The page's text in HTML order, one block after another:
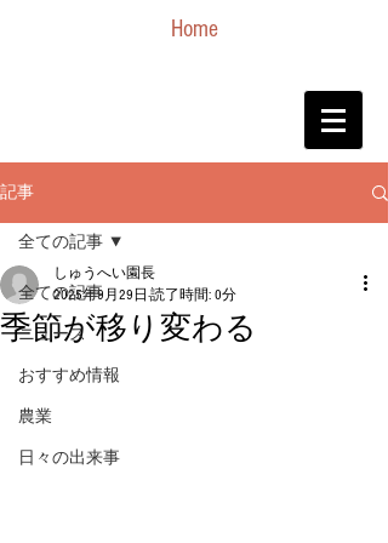
Home
記事
全ての記事
ニュース
おすすめ情報
農業
日々の出来事
全ての記事
季節が移り変わる
しゅうへい園長
2025年9月29日 読了時間: 0分